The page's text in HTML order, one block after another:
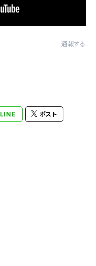
通報する
LINE ポスト